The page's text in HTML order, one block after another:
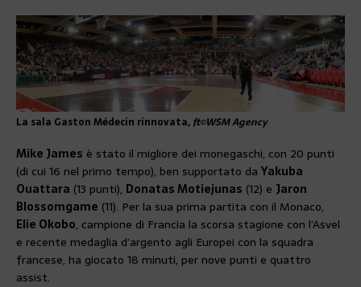
La sala Gaston Médecin rinnovata, ft©WSM Agency
Mike James è stato il migliore dei monegaschi, con 20 punti
(di cui 16 nel primo tempo), ben supportato da Yakuba
Ouattara (13 punti), Donatas Motiejunas (12) e Jaron
Blossomgame (11). Per la sua prima partita con il Monaco,
Elie Okobo, campione di Francia la scorsa stagione con l’Asvel
e recente medaglia d’argento agli Europei con la squadra
francese, ha giocato 18 minuti, per nove punti e quattro
assist.